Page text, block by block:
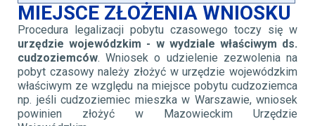
MIEJSCE ZŁOŻENIA WNIOSKU
Procedura legalizacji pobytu czasowego toczy się w
urzędzie wojewódzkim - w wydziale właściwym ds.
cudzoziemców. Wniosek o udzielenie zezwolenia na
pobyt czasowy należy złożyć w urzędzie wojewódzkim
właściwym ze względu na miejsce pobytu cudzoziemca
np. jeśli cudzoziemiec mieszka w Warszawie, wniosek
powinien złożyć w Mazowieckim Urzędzie